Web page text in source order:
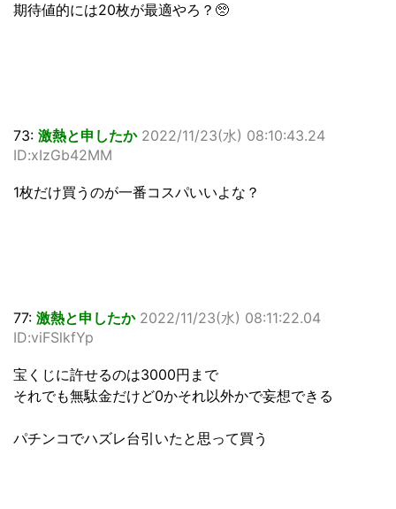
期待値的には20枚が最適やろ？🥺
73: 激熱と申したか 2022/11/23(水) 08:10:43.24
ID:xIzGb42MM
1枚だけ買うのが一番コスパいいよな？
77: 激熱と申したか 2022/11/23(水) 08:11:22.04
ID:viFSlkfYp
宝くじに許せるのは3000円まで
それでも無駄金だけど0かそれ以外かで妄想できる
パチンコでハズレ台引いたと思って買う